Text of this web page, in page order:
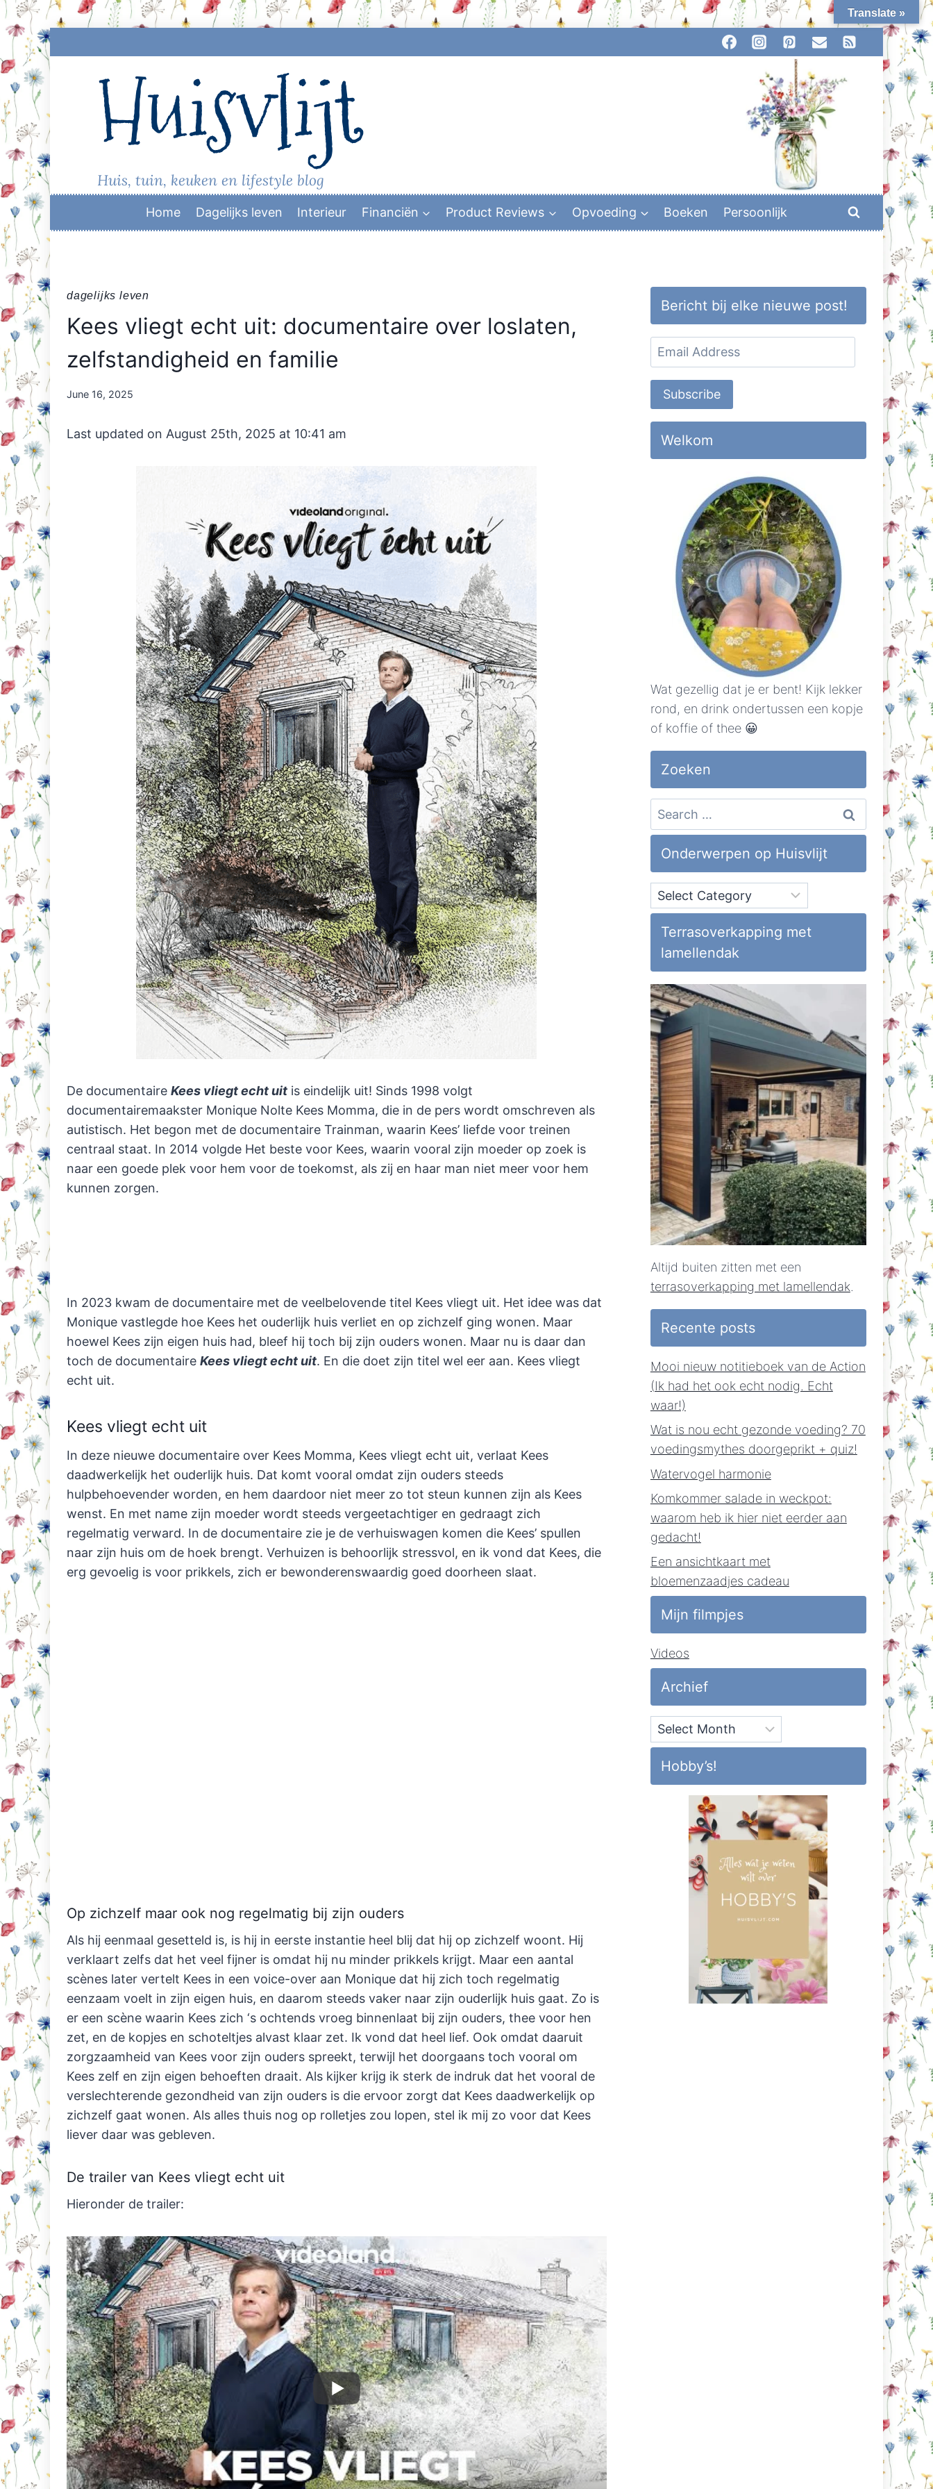
Skip
to
Huisvlijt
Huis, tuin, keuken en lifestyle blog
Home Dagelijks leven Interieur Financiën Product Reviews Opvoeding Boeken Persoonlijk
dagelijks leven
Kees vliegt echt uit: documentaire over loslaten,
zelfstandigheid en familie
By
June 16, 2025
Last updated on August 25th, 2025 at 10:41 am
De documentaire Kees vliegt echt uit is eindelijk uit! Sinds 1998 volgt
documentairemaakster Monique Nolte Kees Momma, die in de pers wordt omschreven als
autistisch. Het begon met de documentaire Trainman, waarin Kees’ liefde voor treinen
centraal staat. In 2014 volgde Het beste voor Kees, waarin vooral zijn moeder op zoek is
naar een goede plek voor hem voor de toekomst, als zij en haar man niet meer voor hem
kunnen zorgen.
In 2023 kwam de documentaire met de veelbelovende titel Kees vliegt uit. Het idee was dat
Monique vastlegde hoe Kees het ouderlijk huis verliet en op zichzelf ging wonen. Maar
hoewel Kees zijn eigen huis had, bleef hij toch bij zijn ouders wonen. Maar nu is daar dan
toch de documentaire Kees vliegt echt uit. En die doet zijn titel wel eer aan. Kees vliegt
echt uit.
Kees vliegt echt uit
In deze nieuwe documentaire over Kees Momma, Kees vliegt echt uit, verlaat Kees
daadwerkelijk het ouderlijk huis. Dat komt vooral omdat zijn ouders steeds
hulpbehoevender worden, en hem daardoor niet meer zo tot steun kunnen zijn als Kees
wenst. En met name zijn moeder wordt steeds vergeetachtiger en gedraagt zich
regelmatig verward. In de documentaire zie je de verhuiswagen komen die Kees’ spullen
naar zijn huis om de hoek brengt. Verhuizen is behoorlijk stressvol, en ik vond dat Kees, die
erg gevoelig is voor prikkels, zich er bewonderenswaardig goed doorheen slaat.
Op zichzelf maar ook nog regelmatig bij zijn ouders
Als hij eenmaal gesetteld is, is hij in eerste instantie heel blij dat hij op zichzelf woont. Hij
verklaart zelfs dat het veel fijner is omdat hij nu minder prikkels krijgt. Maar een aantal
scènes later vertelt Kees in een voice-over aan Monique dat hij zich toch regelmatig
eenzaam voelt in zijn eigen huis, en daarom steeds vaker naar zijn ouderlijk huis gaat. Zo is
er een scène waarin Kees zich ‘s ochtends vroeg binnenlaat bij zijn ouders, thee voor hen
zet, en de kopjes en schoteltjes alvast klaar zet. Ik vond dat heel lief. Ook omdat daaruit
zorgzaamheid van Kees voor zijn ouders spreekt, terwijl het doorgaans toch vooral om
Kees zelf en zijn eigen behoeften draait. Als kijker krijg ik sterk de indruk dat het vooral de
verslechterende gezondheid van zijn ouders is die ervoor zorgt dat Kees daadwerkelijk op
zichzelf gaat wonen. Als alles thuis nog op rolletjes zou lopen, stel ik mij zo voor dat Kees
liever daar was gebleven.
De trailer van Kees vliegt echt uit
Hieronder de trailer:
Bericht bij elke nieuwe post!
Email
Address
Subscribe
Welkom
Wat gezellig dat je er bent! Kijk lekker
rond, en drink ondertussen een kopje
of koffie of thee 😀
Zoeken
Search
for:
Onderwerpen op Huisvlijt
Onderwerpen
op
Huisvlijt
Terrasoverkapping met
lamellendak
Altijd buiten zitten met een
terrasoverkapping met lamellendak.
Recente posts
Mooi nieuw notitieboek van de Action
(Ik had het ook echt nodig. Echt
waar!)
Wat is nou echt gezonde voeding? 70
voedingsmythes doorgeprikt + quiz!
Watervogel harmonie
Komkommer salade in weckpot:
waarom heb ik hier niet eerder aan
gedacht!
Een ansichtkaart met
bloemenzaadjes cadeau
Mijn filmpjes
Videos
Archief
Archief
Hobby’s!
Translate »